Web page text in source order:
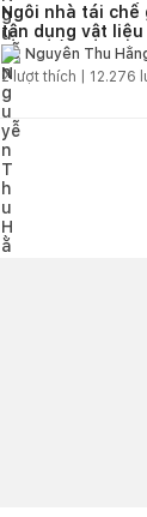
Ngôi nhà tái chế
tận dụng vật
gian sống linh
Nguyễn Thu
2lượt thích | 12.276